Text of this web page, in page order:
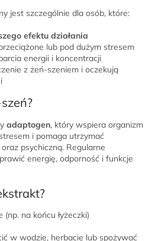
jest szczególnie dla osób, które:
efektu działania
lub pod dużym stresem
energii i koncentracji
z żeń-szeniem i oczekują
adaptogen, który wspiera organizm
i pomaga utrzymać
psychiczną. Regularne
energię, odporność i funkcje
(np. na końcu łyżeczki)
w wodzie, herbacie lub spożywać